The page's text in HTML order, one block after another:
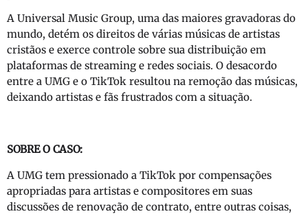
A Universal Music Group, uma das maiores gravadoras do
mundo, detém os direitos de várias músicas de artistas
cristãos e exerce controle sobre sua distribuição em
plataformas de streaming e redes sociais. O desacordo
entre a UMG e o TikTok resultou na remoção das músicas,
deixando artistas e fãs frustrados com a situação.
SOBRE O CASO:
A UMG tem pressionado a TikTok por compensações
apropriadas para artistas e compositores em suas
discussões de renovação de contrato, entre outras coisas,